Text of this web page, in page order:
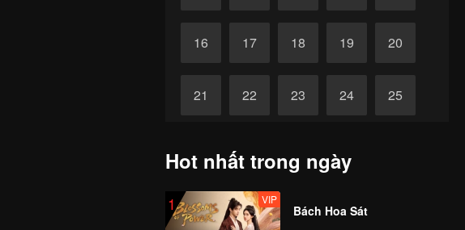
16 17 18 19 20
21 22 23 24 25
Hot nhất trong ngày
1 VIP
Bách Hoa Sát